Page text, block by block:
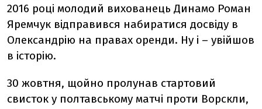
2016 році молодий вихованець Динамо Роман
Яремчук відправився набиратися досвіду в
Олександрію на правах оренди. Ну і – увійшов
в історію.
30 жовтня, щойно пролунав стартовий
свисток у полтавському матчі проти Ворскли,